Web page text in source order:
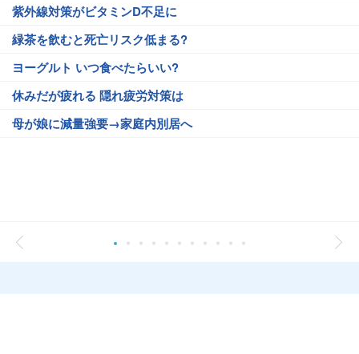
紫外線対策がビタミンD不足に
緑茶を飲むと死亡リスク低まる?
ヨーグルト いつ食べたらいい?
休みだが疲れる 隠れ疲労対策は
母が娘に減量強要→家庭内別居へ